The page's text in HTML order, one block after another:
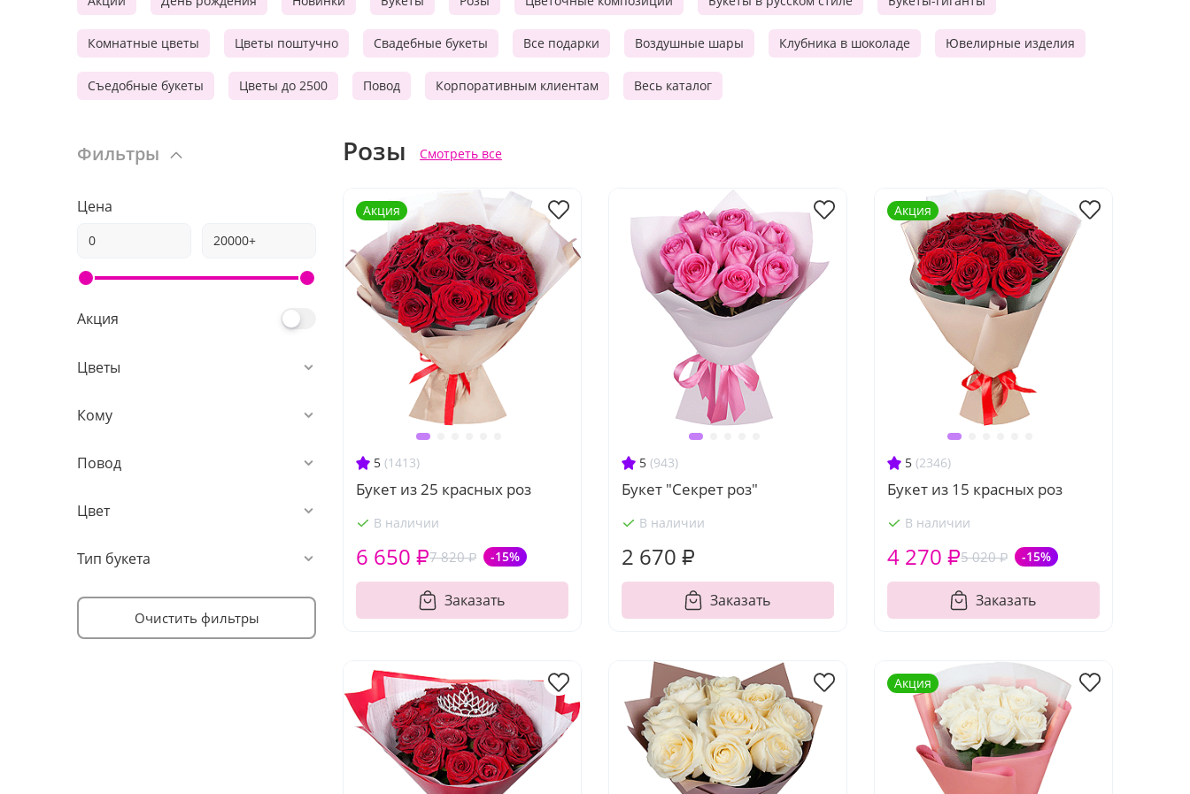
Комнатные цветы Цветы поштучно Свадебные букеты Все подарки Воздушные шары Клубника в шоколаде Ювелирные изделия
Съедобные букеты Цветы до 2500 Повод Корпоративным клиентам Весь каталог
Фильтры
Цена
Акция
Цветы
Кому
Повод
Цвет
Тип букета
Очистить фильтры
Розы Смотреть все
5 (1413)
Букет из 25 красных роз
В наличии
7 820 ₽ -15%
6 650 ₽
Заказать
Акция
5 (943)
Букет "Секрет роз"
В наличии
2 670 ₽
Заказать
5 (2346)
Букет из 15 красных роз
В наличии
5 020 ₽ -15%
4 270 ₽
Заказать
Акция
Акция